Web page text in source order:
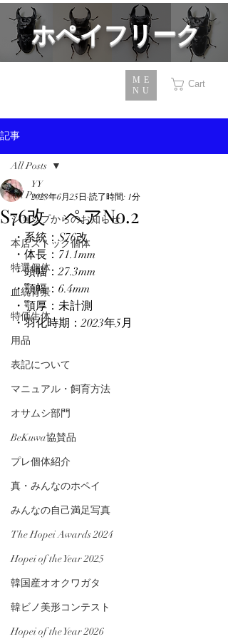
​ホペイフリーク
ME
NU
Cart
記事
All Posts
ショップからのお知らせ
本店ストック個体
特選個体
血統背景
特価生体
用品
表記について
マニュアル・飼育方法
オサムシ部門
BeKuwa協賛品
プレ個体紹介
真・みんなのホペイ
みんなの自己満足写真
The Hopei Awards 2024
Hopei of the Year 2025
韓国産オオクワガタ
韓ビノ美形コンテスト
Hopei of the Year 2026
All Posts
S76改 ペアNo.2
YY
2023年6月25日 読了時間: 1分
・系統：S76改
・体長：71.1mm
・頭幅：27.3mm
・顎幅：6.4mm
・顎厚：未計測
・羽化時期：2023年5月